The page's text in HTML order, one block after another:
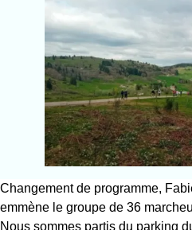
Changement de programme,
emmène le groupe de 36
Nous sommes partis du parking